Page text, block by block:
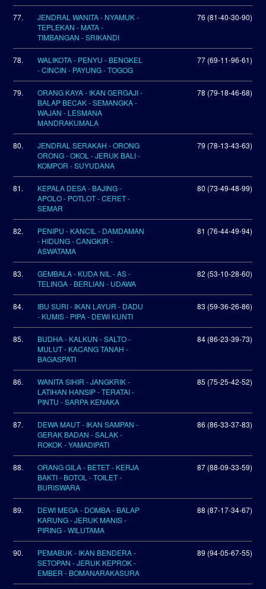
77.
JENDRAL WANITA - NYAMUK -
TEPLEKAN - MATA -
TIMBANGAN - SRIKANDI
76 (81-40-30-90)
78.
WALIKOTA - PENYU - BENGKEL
- CINCIN - PAYUNG - TOGOG
77 (69-11-96-61)
79.
ORANG KAYA - IKAN GERGAJI -
BALAP BECAK - SEMANGKA -
WAJAN - LESMANA
MANDRAKUMALA
78 (79-18-46-68)
80.
JENDRAL SERAKAH - ORONG
ORONG - OKOL - JERUK BALI -
KOMPOR - SUYUDANA
79 (78-13-43-63)
81.
KEPALA DESA - BAJING -
APOLO - POTLOT - CERET -
SEMAR
80 (73-49-48-99)
82.
PENIPU - KANCIL - DAMDAMAN
- HIDUNG - CANGKIR -
ASWATAMA
81 (76-44-49-94)
83.
GEMBALA - KUDA NIL - AS -
TELINGA - BERLIAN - UDAWA
82 (53-10-28-60)
84.
IBU SURI - IKAN LAYUR - DADU
- KUMIS - PIPA - DEWI KUNTI
83 (59-36-26-86)
85.
BUDHA - KALKUN - SALTO -
MULUT - KACANG TANAH -
BAGASPATI
84 (86-23-39-73)
86.
WANITA SIHIR - JANGKRIK -
LATIHAN HANSIP - TERATAI -
PINTU - SARPA KENAKA
85 (75-25-42-52)
87.
DEWA MAUT - IKAN SAMPAN -
GERAK BADAN - SALAK -
ROKOK - YAMADIPATI
86 (86-33-37-83)
88.
ORANG GILA - BETET - KERJA
BAKTI - BOTOL - TOILET -
BURISWARA
87 (88-09-33-59)
89.
DEWI MEGA - DOMBA - BALAP
KARUNG - JERUK MANIS -
PIRING - WILUTAMA
88 (87-17-34-67)
90.
PEMABUK - IKAN BENDERA -
SETOPAN - JERUK KEPROK -
EMBER - BOMANARAKASURA
89 (94-05-67-55)